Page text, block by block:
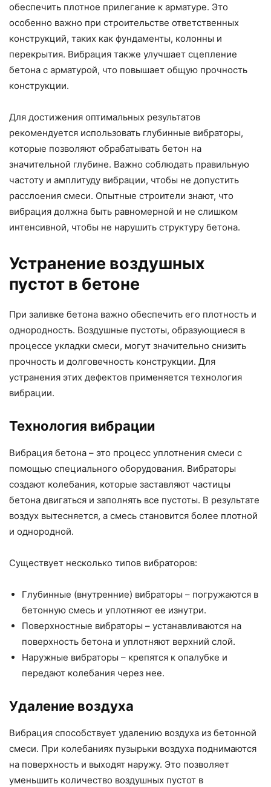
обеспечить плотное прилегание к арматуре. Это
особенно важно при строительстве ответственных
конструкций, таких как фундаменты, колонны и
перекрытия. Вибрация также улучшает сцепление
бетона с арматурой, что повышает общую прочность
конструкции.
Для достижения оптимальных результатов
рекомендуется использовать глубинные вибраторы,
которые позволяют обрабатывать бетон на
значительной глубине. Важно соблюдать правильную
частоту и амплитуду вибрации, чтобы не допустить
расслоения смеси. Опытные строители знают, что
вибрация должна быть равномерной и не слишком
интенсивной, чтобы не нарушить структуру бетона.
Устранение воздушных
пустот в бетоне
При заливке бетона важно обеспечить его плотность и
однородность. Воздушные пустоты, образующиеся в
процессе укладки смеси, могут значительно снизить
прочность и долговечность конструкции. Для
устранения этих дефектов применяется технология
вибрации.
Технология вибрации
Вибрация бетона – это процесс уплотнения смеси с
помощью специального оборудования. Вибраторы
создают колебания, которые заставляют частицы
бетона двигаться и заполнять все пустоты. В результате
воздух вытесняется, а смесь становится более плотной
и однородной.
Существует несколько типов вибраторов:
Глубинные (внутренние) вибраторы – погружаются в
бетонную смесь и уплотняют ее изнутри.
Поверхностные вибраторы – устанавливаются на
поверхность бетона и уплотняют верхний слой.
Наружные вибраторы – крепятся к опалубке и
передают колебания через нее.
Удаление воздуха
Вибрация способствует удалению воздуха из бетонной
смеси. При колебаниях пузырьки воздуха поднимаются
на поверхность и выходят наружу. Это позволяет
уменьшить количество воздушных пустот в